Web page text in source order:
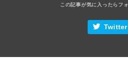
Twitter